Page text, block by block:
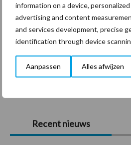
information on a device,
advertising and content
and services development, precise
identification through device
Aanpassen Alles afwijzen
Primaire
Sidebar
Recent nieuws
Coronavirus
Toon